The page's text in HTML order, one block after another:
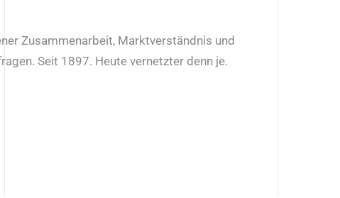
Zusammenarbeit, Marktverständnis und
Seit 1897. Heute vernetzter denn je.